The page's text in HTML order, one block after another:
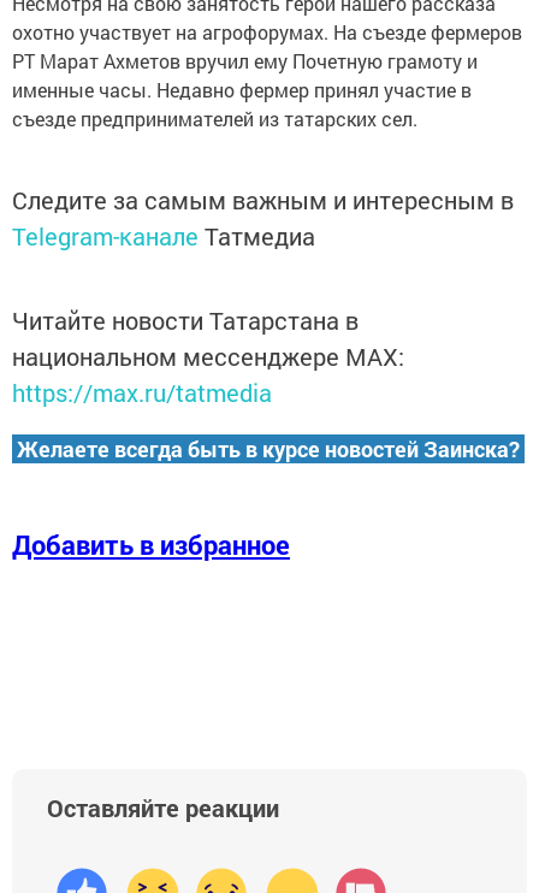
охотно участвует на агрофорумах. На съезде фермеров
РТ Марат Ахметов вручил ему Почетную грамоту и
именные часы. Недавно фермер принял участие в
съезде предпринимателей из татарских сел.
Следите за самым важным и интересным в
Telegram-канале Татмедиа
Читайте новости Татарстана в
национальном мессенджере MАХ:
https://max.ru/tatmedia
Желаете всегда быть в курсе новостей Заинска?
Добавить в избранное
Оставляйте реакции